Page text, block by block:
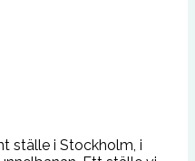
ställe i Stockholm, i